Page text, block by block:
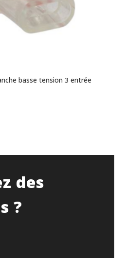
basse tension 3 entrée
des
?